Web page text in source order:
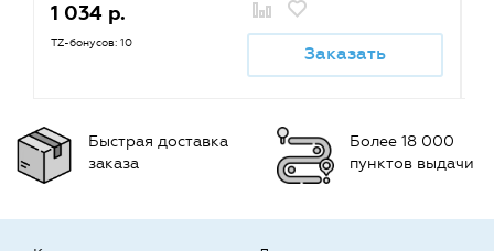
1 034 р.
TZ-бонусов: 10 Заказать
Быстрая доставка
заказа
Более 18 000
пунктов выдачи